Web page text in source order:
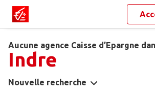
Aucune agence Caisse d’Epargne
Indre
Nouvelle recherche